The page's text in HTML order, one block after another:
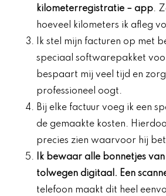
kilometerregistratie – app.
hoeveel kilometers ik afleg
Ik stel mijn facturen op met
speciaal softwarepakket
bespaart mij veel tijd en
professioneel oogt.
Bij elke factuur voeg ik een
de gemaakte kosten.
precies zien waarvoor hij
Ik bewaar alle bonnetjes
tolwegen digitaal. Een
telefoon maakt dit heel